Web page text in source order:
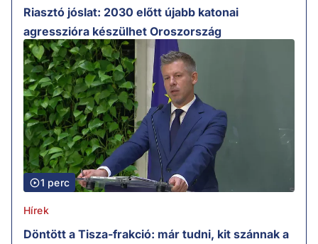
Riasztó jóslat: 2030 előtt újabb katonai
agresszióra készülhet Oroszország
1 perc
Hírek
Döntött a Tisza-frakció: már tudni, kit szánnak a